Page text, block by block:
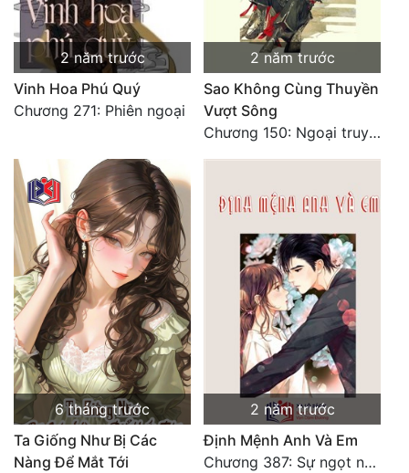
2 năm trước
Vinh Hoa Phú Quý
Chương 271: Phiên ngoại
2 năm trước
Sao Không Cùng Thuyền
Vượt Sông
Chương 150: Ngoại truyện 3: Từ Khấu Nguyệt: Không mưa gió cũng không tình
6 tháng trước
Ta Giống Như Bị Các
Nàng Để Mắt Tới
2 năm trước
Định Mệnh Anh Và Em
Chương 387: Sự ngọt ngào hạnh phúc (Kết thúc)